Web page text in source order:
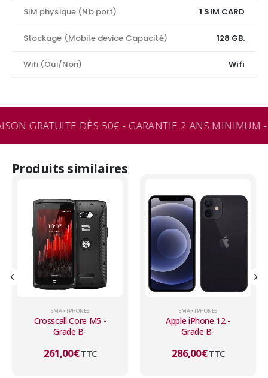
SIM physique (Nb port) 1 SIM CARD
Stockage (Mobile device Capacité) 128 GB.
Wifi (Oui/Non) Wifi
GRATUITE DÈS 50€ - GARANTIE 2 ANS MINIMUM
Produits similaires
SMARTPHONES
Apple iPhone 12 -
Grade B-
286,00€TTC
SMARTPHONES
Apple iPhone 14 -
Grade B-
403,00€TTC